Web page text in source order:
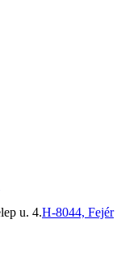
H-8044, Fejér